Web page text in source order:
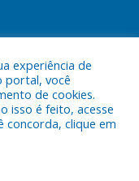
de Jacundá.
experiência de
portal, você
de cookies.
isso é feito, acesse
concorda, clique em